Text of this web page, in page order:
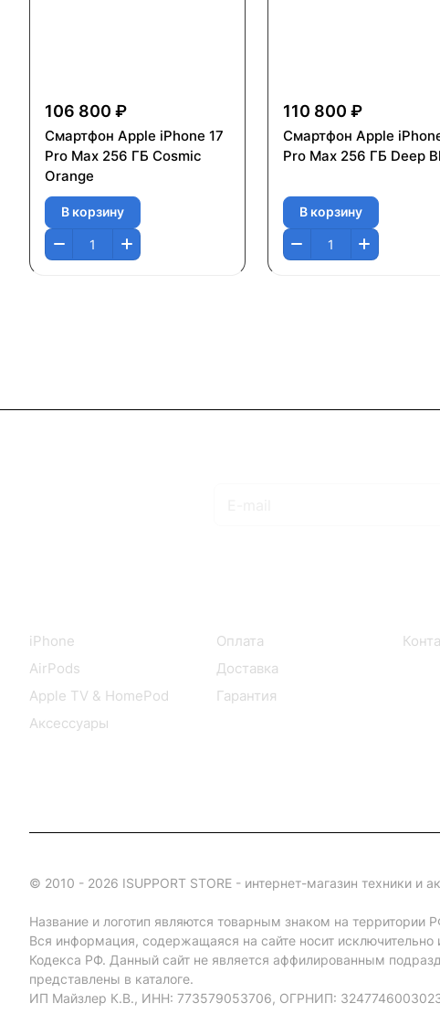
106 800 ₽
Смартфон Apple iPhone 17
Pro Max 256 ГБ Cosmic
Orange
В корзину
110 800 ₽
Смартфон Apple
Pro Max 256 ГБ Deep
В корзину
iPhone
AirPods
Apple TV & HomePod
Аксессуары
Оплата
Доставка
Гарантия
© 2010 - 2026 ISUPPORT STORE - интернет-магазин техники и
Название и логотип являются товарным знаком на территории
Вся информация, содержащаяся на сайте носит
Кодекса РФ. Данный сайт не является аффилированным
представлены в каталоге.
ИП Майзлер К.В., ИНН: 773579053706, ОГРНИП: